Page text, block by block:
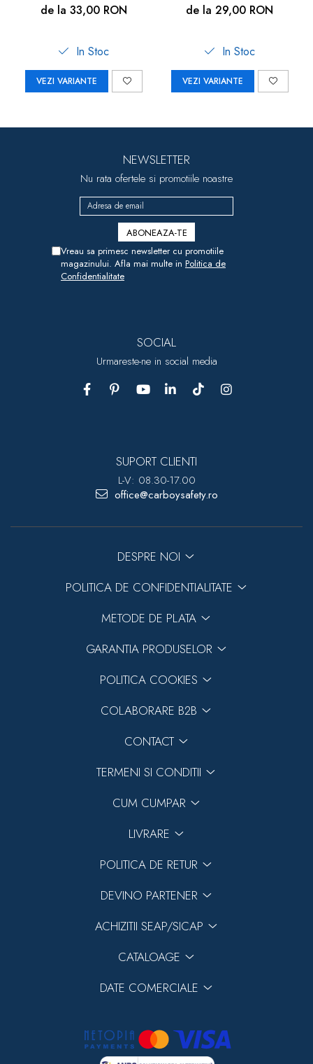
de la 33,00 RON
In Stoc
VEZI VARIANTE
de la 29,00 RON
In Stoc
VEZI VARIANTE
NEWSLETTER
Nu rata ofertele si promotiile noastre
Vreau sa primesc newsletter cu promotiile
magazinului. Afla mai multe in Politica de
Confidentialitate
SOCIAL
Urmareste-ne in social media
SUPORT CLIENTI
L-V: 08.30-17.00
office@carboysafety.ro
DESPRE NOI
POLITICA DE CONFIDENTIALITATE
METODE DE PLATA
GARANTIA PRODUSELOR
POLITICA COOKIES
COLABORARE B2B
CONTACT
TERMENI SI CONDITII
CUM CUMPAR
LIVRARE
POLITICA DE RETUR
DEVINO PARTENER
ACHIZITII SEAP/SICAP
CATALOAGE
DATE COMERCIALE